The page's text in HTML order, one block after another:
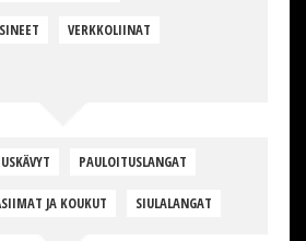
VERKKOLIINAT
PAULOITUSLANGAT
JA KOUKUT SIULALANGAT